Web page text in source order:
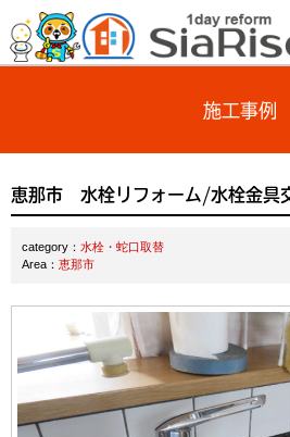
施工事例
恵那市 水栓リフォーム/水栓金具
category： 水栓・蛇口取替
Area： 恵那市